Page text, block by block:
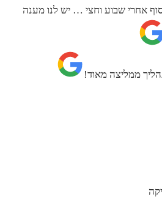
אחרי שבוע וחצי … יש לנו מענה
ממליצה מאוד!